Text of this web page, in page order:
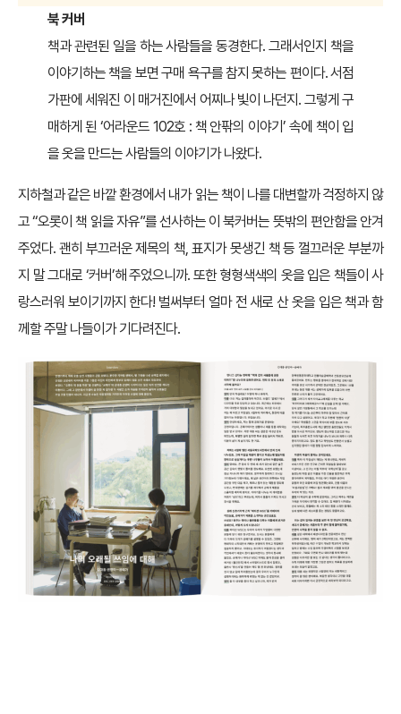
북 커버
책과 관련된 일을 하는 사람들을 동경한다. 그래서인지 책을
이야기하는 책을 보면 구매 욕구를 참지 못하는 편이다. 서점
가판에 세워진 이 매거진에서 어찌나 빛이 나던지. 그렇게 구
매하게 된 ‘어라운드 102호 : 책 안팎의 이야기’ 속에 책이 입
을 옷을 만드는 사람들의 이야기가 나왔다.
지하철과 같은 바깥 환경에서 내가 읽는 책이 나를 대변할까 걱정하지 않
고 “오롯이 책 읽을 자유”를 선사하는 이 북커버는 뜻밖의 편안함을 안겨
주었다. 괜히 부끄러운 제목의 책, 표지가 못생긴 책 등 껄끄러운 부분까
지 말 그대로 ‘커버’해 주었으니까. 또한 형형색색의 옷을 입은 책들이 사
랑스러워 보이기까지 한다! 벌써부터 얼마 전 새로 산 옷을 입은 책과 함
께할 주말 나들이가 기다려진다.